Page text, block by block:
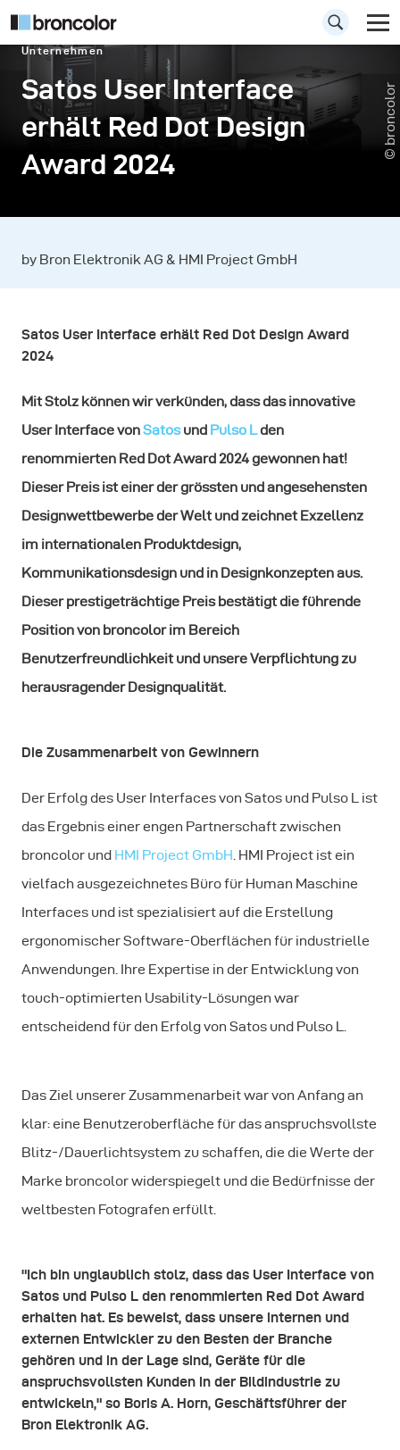
Unternehmen
Satos User Interface
erhält Red Dot Design
Award 2024
© broncolor
by Bron Elektronik AG & HMI Project GmbH
Satos User Interface erhält Red Dot Design Award
2024
Mit Stolz können wir verkünden, dass das innovative
User Interface vonSatosund Pulso Lden
renommierten Red Dot Award 2024 gewonnen hat!
Dieser Preis ist einer der grössten und angesehensten
Designwettbewerbe der Welt und zeichnet Exzellenz
im internationalen Produktdesign,
Kommunikationsdesign und in Designkonzepten aus.
Dieser prestigeträchtige Preis bestätigt die führende
Position von broncolor im Bereich
Benutzerfreundlichkeit und unsere Verpflichtung zu
herausragender Designqualität.
Die Zusammenarbeit von Gewinnern
Der Erfolg des User Interfaces von Satos und Pulso L ist
das Ergebnis einer engen Partnerschaft zwischen
broncolor und HMI Project GmbH . HMI Project ist ein
vielfach ausgezeichnetes Büro für Human Maschine
Interfaces und ist spezialisiert auf die Erstellung
ergonomischer Software-Oberflächen für industrielle
Anwendungen. Ihre Expertise in der Entwicklung von
touch-optimierten Usability-Lösungen war
entscheidend für den Erfolg von Satos und Pulso L.
Das Ziel unserer Zusammenarbeit war von Anfang an
klar: eine Benutzeroberfläche für das anspruchsvollste
Blitz-/Dauerlichtsystem zu schaffen, die die Werte der
Marke broncolor widerspiegelt und die Bedürfnisse der
weltbesten Fotografen erfüllt.
"Ich bin unglaublich stolz, dass das User Interface von
Satos und Pulso L den renommierten Red Dot Award
erhalten hat. Es beweist, dass unsere internen und
externen Entwickler zu den Besten der Branche
gehören und in der Lage sind, Geräte für die
anspruchsvollsten Kunden in der Bildindustrie zu
entwickeln," so Boris A. Horn, Geschäftsführer der
Bron Elektronik AG.